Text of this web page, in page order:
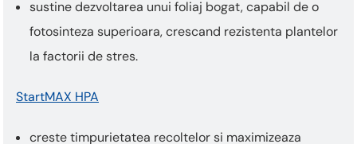
sustine dezvoltarea unui foliaj bogat, capabil de o
fotosinteza superioara, crescand rezistenta plantelor
la factorii de stres.
StartMAX HPA
creste timpurietatea recoltelor si maximizeaza